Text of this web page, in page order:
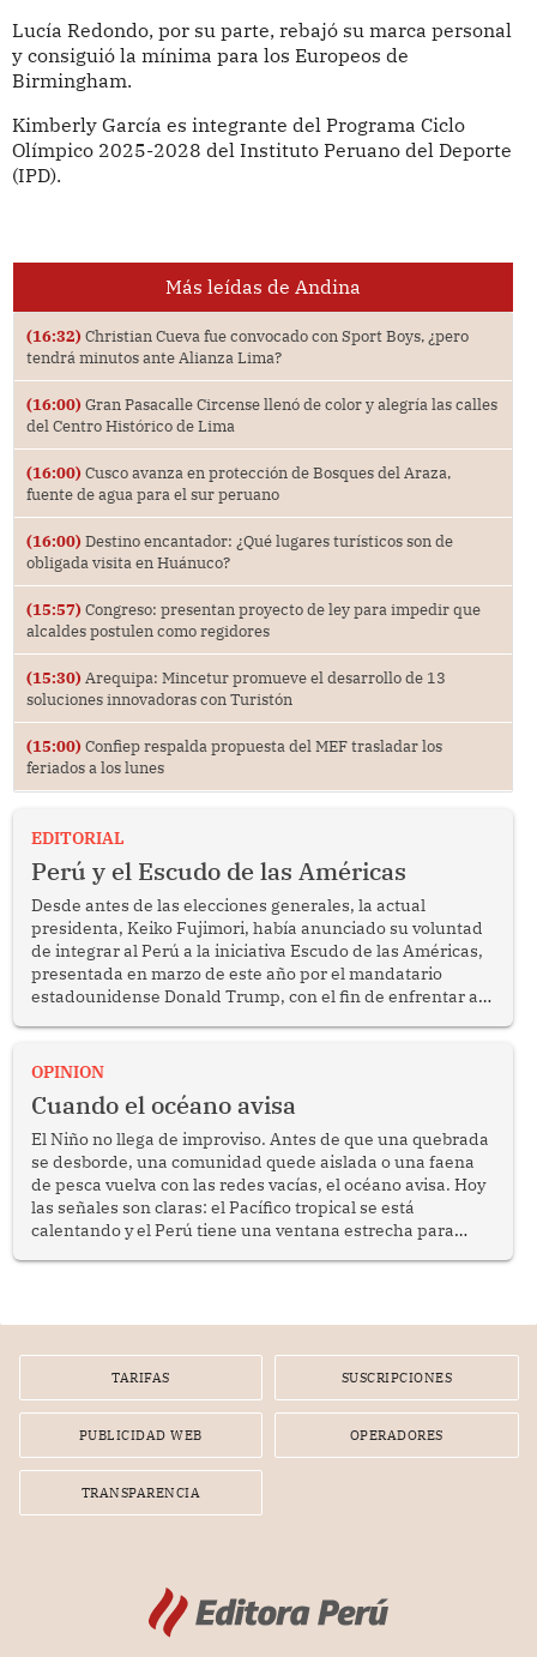
Lucía Redondo, por su parte, rebajó su marca personal
y consiguió la mínima para los Europeos de
Birmingham.
Kimberly García es integrante del Programa Ciclo
Olímpico 2025-2028 del Instituto Peruano del Deporte
(IPD).
Más leídas de Andina
(16:32) Christian Cueva fue convocado con Sport Boys, ¿pero
tendrá minutos ante Alianza Lima?
(16:00) Gran Pasacalle Circense llenó de color y alegría las calles
del Centro Histórico de Lima
(16:00) Cusco avanza en protección de Bosques del Araza,
fuente de agua para el sur peruano
(16:00) Destino encantador: ¿Qué lugares turísticos son de
obligada visita en Huánuco?
(15:57) Congreso: presentan proyecto de ley para impedir que
alcaldes postulen como regidores
(15:30) Arequipa: Mincetur promueve el desarrollo de 13
soluciones innovadoras con Turistón
(15:00) Confiep respalda propuesta del MEF trasladar los
feriados a los lunes
EDITORIAL
Perú y el Escudo de las Américas
Desde antes de las elecciones generales, la actual
presidenta, Keiko Fujimori, había anunciado su voluntad
de integrar al Perú a la iniciativa Escudo de las Américas,
presentada en marzo de este año por el mandatario
estadounidense Donald Trump, con el fin de enfrentar al
OPINION
Cuando el océano avisa
El Niño no llega de improviso. Antes de que una quebrada
se desborde, una comunidad quede aislada o una faena
de pesca vuelva con las redes vacías, el océano avisa. Hoy
las señales son claras: el Pacífico tropical se está
calentando y el Perú tiene una ventana estrecha para
TARIFAS SUSCRIPCIONES
PUBLICIDAD WEB OPERADORES
TRANSPARENCIA